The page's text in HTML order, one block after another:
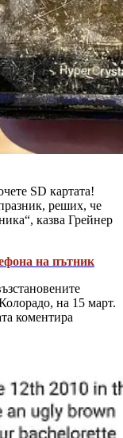
SD картата!
реших, че
казва Грейнер
на пътник
на 15 март.
коментира